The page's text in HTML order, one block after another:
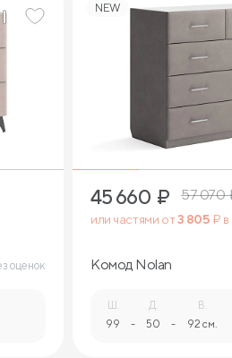
оценок
NEW
45 660 ₽ 57 070
или частями от3 805 ₽ в
Комод Nolan
Ш.
99 -
Д.
50 -
В.
92 см.